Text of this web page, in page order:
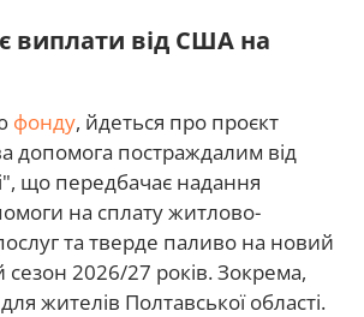
виплати від США на
фонду, йдеться про проєкт
допомога постраждалим від
що передбачає надання
на сплату житлово-
та тверде паливо на новий
2026/27 років. Зокрема,
жителів Полтавської області.